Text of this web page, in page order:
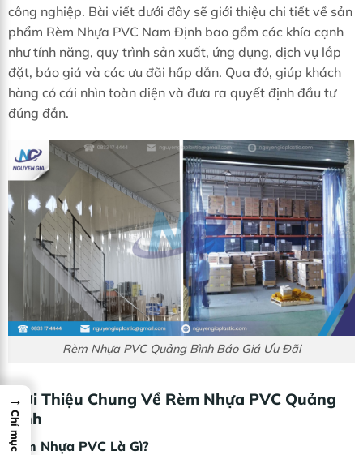
công nghiệp. Bài viết dưới đây sẽ giới thiệu chi tiết về sản
phẩm Rèm Nhựa PVC Nam Định bao gồm các khía cạnh
như tính năng, quy trình sản xuất, ứng dụng, dịch vụ lắp
đặt, báo giá và các ưu đãi hấp dẫn. Qua đó, giúp khách
hàng có cái nhìn toàn diện và đưa ra quyết định đầu tư
đúng đắn.
Rèm Nhựa PVC Quảng Bình Báo Giá Ưu Đãi
Giới Thiệu Chung Về Rèm Nhựa PVC Quảng
Bình
Rèm Nhựa PVC Là Gì?
→
Chỉ mục